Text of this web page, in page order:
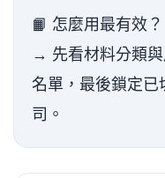
📙 怎麼用最有效？
→ 先看材料分類
名單，最後鎖定已
司。